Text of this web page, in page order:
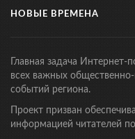
НОВЫЕ ВРЕМЕНА
Главная задача
всех важных общественно-
событий региона.
Проект призван
информацией читателей